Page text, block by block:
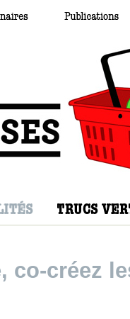
co-créez